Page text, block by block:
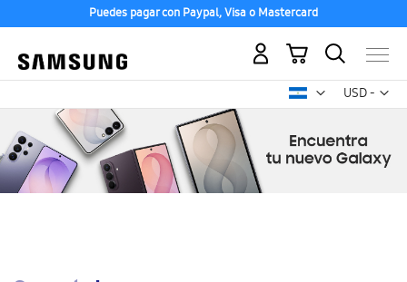
Puedes pagar con Paypal, Visa o Mastercard
USD -
dólar
Mi carrito